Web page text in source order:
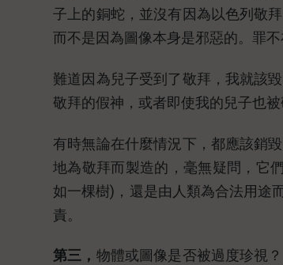
子上的銅蛇，並沒有因為以色列敬
而不是因為圖像本身是邪惡的。罪
難道因為兒子受到了敬拜，我就該
敬拜的假神，或者即使我的兒子也被
有時無論在什麼情況下，都應該銷
地為敬拜而製造的，毫無疑問，它
如一棵樹)，還是由人類為合法用途
責。
第三， 物體或圖像是否被過度珍視